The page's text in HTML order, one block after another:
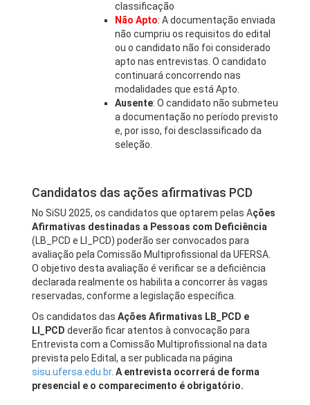
classificação
Não Apto: A documentação enviada
não cumpriu os requisitos do edital
ou o candidato não foi considerado
apto nas entrevistas. O candidato
continuará concorrendo nas
modalidades que está Apto.
Ausente: O candidato não submeteu
a documentação no período previsto
e, por isso, foi desclassificado da
seleção.
Candidatos das ações afirmativas PCD
No SiSU 2025, os candidatos que optarem pelas Ações
Afirmativas destinadas a Pessoas com Deficiência
(LB_PCD e LI_PCD) poderão ser convocados para
avaliação pela Comissão Multiprofissional da UFERSA.
O objetivo desta avaliação é verificar se a deficiência
declarada realmente os habilita a concorrer às vagas
reservadas, conforme a legislação específica.
Os candidatos das Ações Afirmativas LB_PCD e
LI_PCD deverão ficar atentos à convocação para
Entrevista com a Comissão Multiprofissional na data
prevista pelo Edital, a ser publicada na página
sisu.ufersa.edu.br. A entrevista ocorrerá de forma
presencial e o comparecimento é obrigatório.